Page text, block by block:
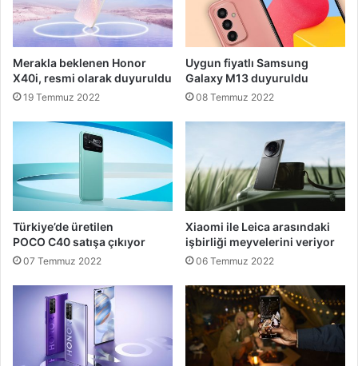
Merakla beklenen Honor
X40i, resmi olarak duyuruldu
19 Temmuz 2022
Uygun fiyatlı Samsung
Galaxy M13 duyuruldu
08 Temmuz 2022
Türkiye’de üretilen
POCO C40 satışa çıkıyor
07 Temmuz 2022
Xiaomi ile Leica arasındaki
işbirliği meyvelerini veriyor
06 Temmuz 2022